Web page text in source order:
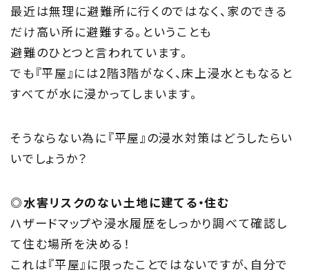
Project
私たちの取り組み
Information
Maintenance
じゅうmado
住宅相談窓口 じゅうmado
最近は無理に避難所に行くのではなく、家のできる
だけ高い所に避難する。ということも
避難のひとつと言われています。
でも『平屋』には2階3階がなく、床上浸水ともなると
すべてが水に浸かってしまいます。
そうならない為に『平屋』の浸水対策はどうしたらい
いでしょうか？
◎水害リスクのない土地に建てる・住む
ハザードマップや浸水履歴をしっかり調べて確認し
て住む場所を決める！
これは『平屋』に限ったことではないですが、自分で